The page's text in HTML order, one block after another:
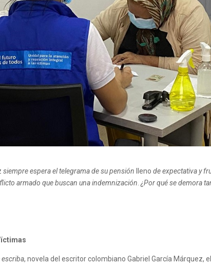
siempre espera el telegrama de su pensión llenode expectativa y
armado que buscan una indemnización.¿Por qué se demora
escriba, novela del escritor colombiano Gabriel García Márquez,